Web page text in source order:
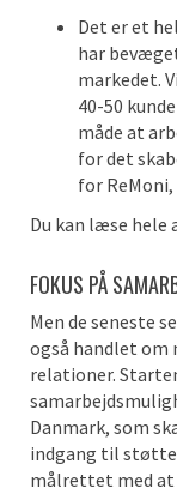
Det er et
har
markedet.
40-50
måde at
for det
for ReMoni,
Du kan læse hele
FOKUS PÅ
Men de seneste
også handlet om
relationer.
Danmark, som
indgang til støtte
målrettet med at